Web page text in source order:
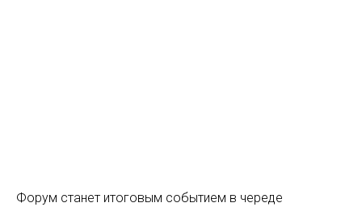
Форум станет итоговым событием в череде